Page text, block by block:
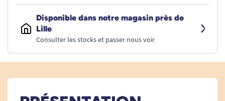
Disponible dans notre magasin près de
Lille
Consulter les stocks et passer nous voir